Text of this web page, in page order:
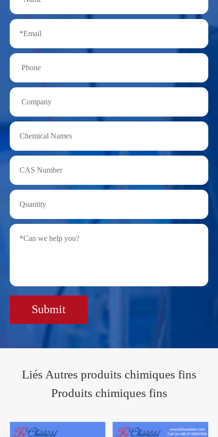
Submit
Liés Autres produits chimiques fins
Produits chimiques fins